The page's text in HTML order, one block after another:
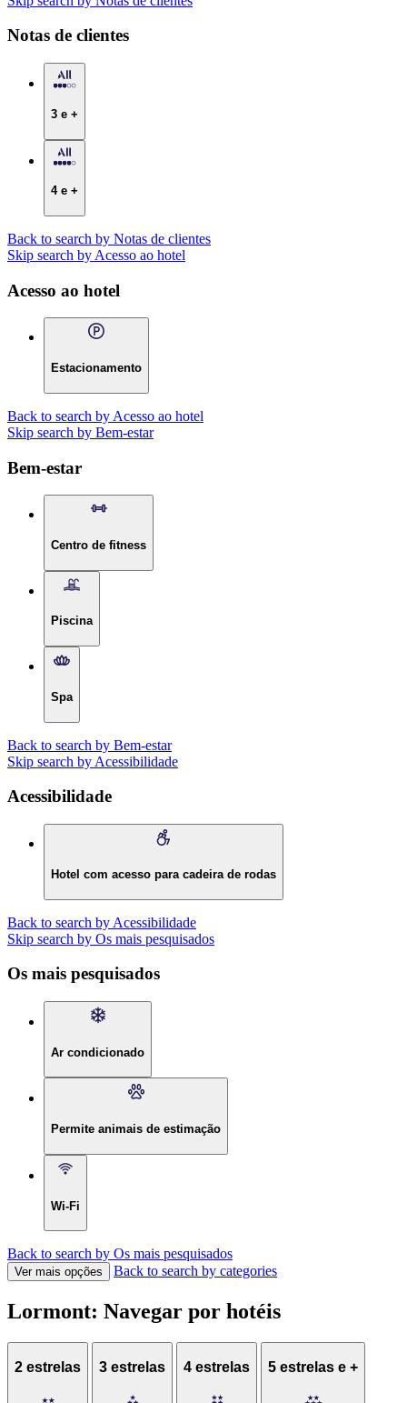
Notas de clientes
3 e +
4 e +
Back to search by Notas de clientes
Skip search by Acesso ao hotel
Acesso ao hotel
Estacionamento
Back to search by Acesso ao hotel
Skip search by Bem-estar
Bem-estar
Centro de fitness
Piscina
Spa
Back to search by Bem-estar
Skip search by Acessibilidade
Acessibilidade
Hotel com acesso para cadeira de rodas
Back to search by Acessibilidade
Skip search by Os mais pesquisados
Os mais pesquisados
Ar condicionado
Permite animais de estimação
Wi-Fi
Back to search by Os mais pesquisados
Ver mais opções Back to search by categories
Lormont: Navegar por hotéis
2 estrelas 3 estrelas 4 estrelas 5 estrelas e +